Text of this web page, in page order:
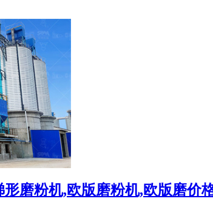
磨粉机,欧版磨粉机,欧版磨价